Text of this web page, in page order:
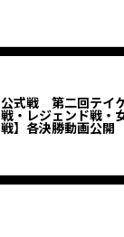
公式戦 第二回テイ
戦・レジェンド戦・
戦】各決勝動画公開